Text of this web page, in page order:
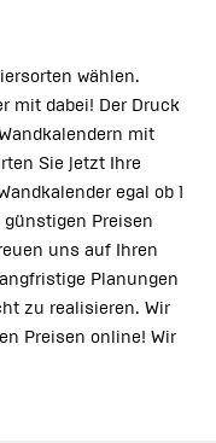
wählen.
mit dabei! Der Druck
mit
Sie jetzt Ihre
egal ob 1
Preisen
uns auf Ihren
Planungen
zu realisieren. Wir
Preisen online! Wir